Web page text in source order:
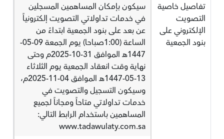
تفاصيل خاصية
التصويت
الإلكتروني على
بنود الجمعية
سيكون بإمكان المساهمين المسجلين
في خدمات تداولاتي التصويت إلكترونياً
عن بعد على بنود الجمعية ابتداءً من
الساعة (1:00صباحا) يوم الجمعة 09-05-
1447هـ الموافق 31-10-2025م وحتى
نهاية وقت انعقاد الجمعية يوم الثلاثاء
13-05-1447هـ الموافق 04-11-2025م،
وسيكون التسجيل والتصويت في
خدمات تداولاتي متاحاً ومجاناً لجميع
المساهمين باستخدام الرابط التالي:
www.tadawulaty.com.sa